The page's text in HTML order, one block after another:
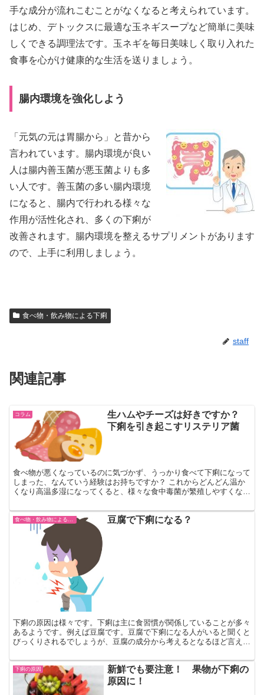
手な成分が流れこむことがなくなると考えられています。
はじめ、デトックスに最適な玉ネギスープなど簡単に美味
しくできる調理法です。玉ネギを毎日美味しく取り入れた
食事を心がけ健康的な生活を送りましょう。
腸内環境を強化しよう
「元気の元は胃腸から」と昔から
言われています。腸内環境が良い
人は腸内善玉菌が悪玉菌よりも多
い人です。善玉菌の多い腸内環境
になると、腸内で行われる様々な
作用が活性化され、多くの下痢が
改善されます。腸内環境を整えるサプリメントがあります
ので、上手に利用しましょう。
食べ物・飲み物による下痢
staff
関連記事
コラム
生ハムやチーズは好きですか？
下痢を引き起こすリステリア菌
食べ物が悪くなっているのに気づかず、うっかり食べて下痢になって
しまった、なんていう経験はお持ちですか？ これからどんどん温か
くなり高温多湿になってくると、様々な食中毒菌が繁殖しやすくなり
豆腐で下痢になる？
下痢の原因は様々です。下痢は主に食習慣が関係していることが多々
あるようです。例えば豆腐です。豆腐で下痢になる人がいると聞くと
びっくりされるでしょうが、豆腐の成分から考えるとなるほど言える
下痢の原因
新鮮でも要注意！ 果物が下痢の
原因に！